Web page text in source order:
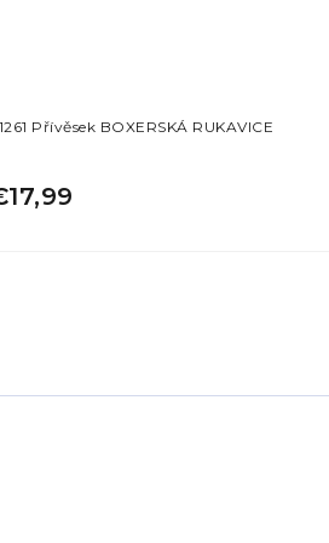
Přívěsek BOXERSKÁ RUKAVICE